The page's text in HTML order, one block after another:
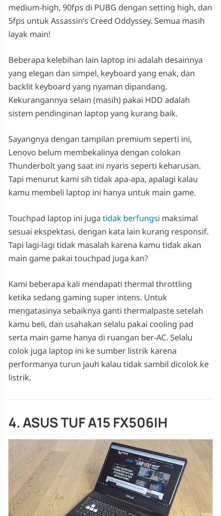
medium-high, 90fps di PUBG dengan setting high, dan
5fps untuk Assassin’s Creed Oddyssey. Semua masih
layak main!
Beberapa kelebihan lain laptop ini adalah desainnya
yang elegan dan simpel, keyboard yang enak, dan
backlit keyboard yang nyaman dipandang.
Kekurangannya selain (masih) pakai HDD adalah
sistem pendinginan laptop yang kurang baik.
Sayangnya dengan tampilan premium seperti ini,
Lenovo belum membekalinya dengan colokan
Thunderbolt yang saat ini nyaris seperti keharusan.
Tapi menurut kami sih tidak apa-apa, apalagi kalau
kamu membeli laptop ini hanya untuk main game.
Touchpad laptop ini juga tidak berfungsi maksimal
sesuai ekspektasi, dengan kata lain kurang responsif.
Tapi lagi-lagi tidak masalah karena kamu tidak akan
main game pakai touchpad juga kan?
Kami beberapa kali mendapati thermal throttling
ketika sedang gaming super intens. Untuk
mengatasinya sebaiknya ganti thermalpaste setelah
kamu beli, dan usahakan selalu pakai cooling pad
serta main game hanya di ruangan ber-AC. Selalu
colok juga laptop ini ke sumber listrik karena
performanya turun jauh kalau tidak sambil dicolok ke
listrik.
4. ASUS TUF A15 FX506IH